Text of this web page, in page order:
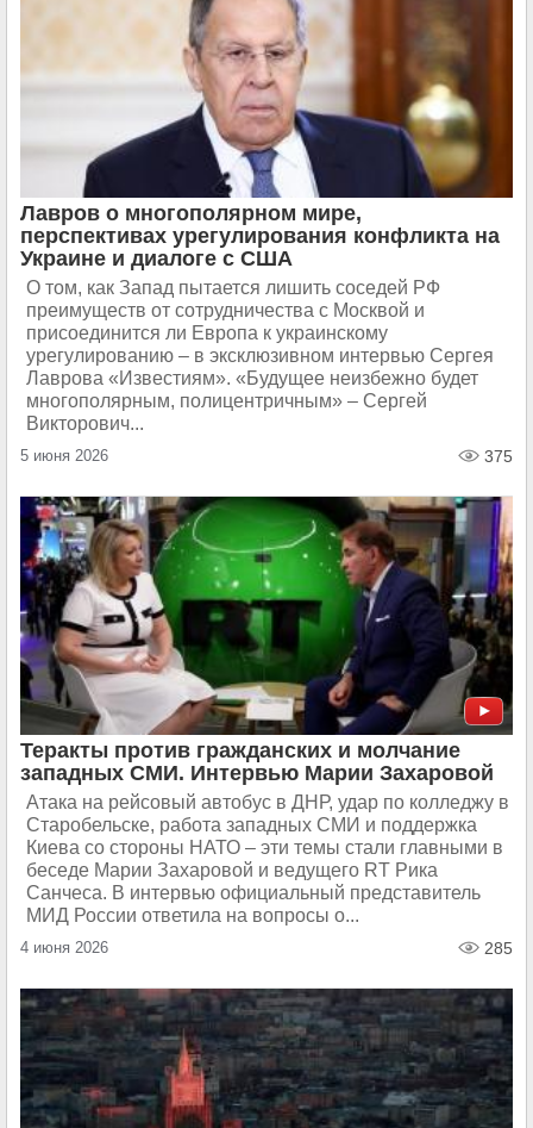
Лавров о многополярном мире,
перспективах урегулирования конфликта на
Украине и диалоге с США
О том, как Запад пытается лишить соседей РФ
преимуществ от сотрудничества с Москвой и
присоединится ли Европа к украинскому
урегулированию – в эксклюзивном интервью Сергея
Лаврова «Известиям». «Будущее неизбежно будет
многополярным, полицентричным» – Сергей
Викторович...
5 июня 2026 375
Теракты против гражданских и молчание
западных СМИ. Интервью Марии Захаровой
Атака на рейсовый автобус в ДНР, удар по колледжу в
Старобельске, работа западных СМИ и поддержка
Киева со стороны НАТО – эти темы стали главными в
беседе Марии Захаровой и ведущего RT Рика
Санчеса. В интервью официальный представитель
МИД России ответила на вопросы о...
4 июня 2026 285